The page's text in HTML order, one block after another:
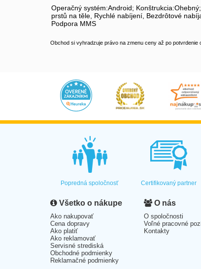
Operačný systém:Android;
prstů na těle, Rychlé nabíjení, Bezdrôtové
Podpora MMS
Obchod si vyhradzuje právo na zmenu ceny až po potvrdenie
Popredná spoločnosť Certifikovaný partner
Všetko o nákupe
Ako nakupovať
Cena dopravy
Ako platiť
Ako reklamovať
Servisné strediská
Obchodné podmienky
Reklamačné podmienky
O nás
O spoločnosti
Voľné pracovné
Kontakty